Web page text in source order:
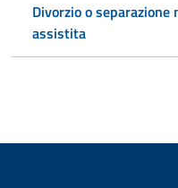
Divorzio o separazione
assistita